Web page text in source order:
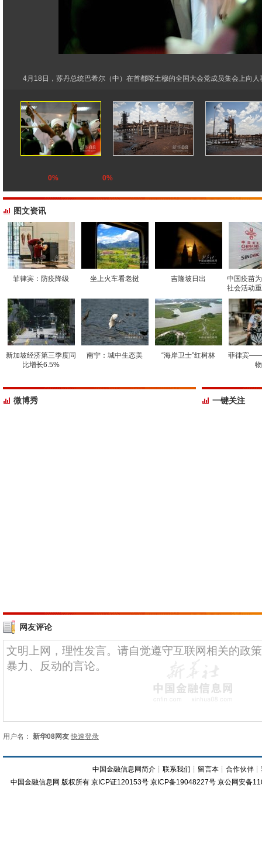
4月18日，苏丹总统巴希尔（中）在首都喀土穆的全国大会党成员集会上向
0% 0%
图文资讯
菲律宾：防疫降级 坐上火车看老挝 吉隆坡日出
中国疫苗
社会活动
新加坡经济第三季度同
比增长6.5%
南宁：城中生态美 “海岸卫士”红树林
菲律宾
微博秀 一键关注
网友评论
用户名： 新华08网友 快速登录
中国金融信息网简介 ┊联系我们 ┊ 留言本 ┊合作伙伴 ┊
中国金融信息网 版权所有 京ICP证120153号 京ICP备19048227号 京公网安备